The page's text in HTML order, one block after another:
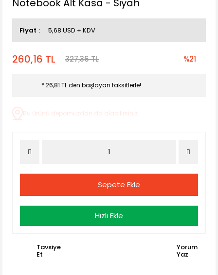
Notebook Alt Kasa - Siyah
Fiyat 5,68 USD + KDV
260,16 TL 327,36 TL %21
* 26,81 TL den başlayan taksitlerle!
Bu ürünü depomuzdan da alabilirsiniz.
Sepete Ekle
Hızlı Ekle
Tavsiye
Et
Yorum
Yaz